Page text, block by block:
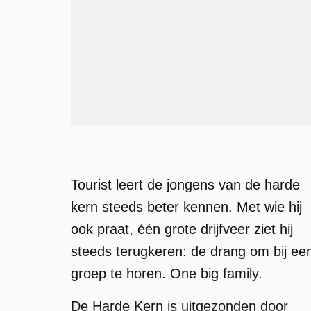
Tourist leert de jongens van de harde
kern steeds beter kennen. Met wie hij
ook praat, één grote drijfveer ziet hij
steeds terugkeren: de drang om bij
groep te horen. One big family.
De Harde Kern is uitgezonden door